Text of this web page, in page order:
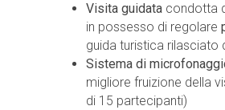
Visita guidata condotta
in possesso di regolare
guida turistica rilasciato
Sistema di
migliore fruizione della
di 15 partecipanti)